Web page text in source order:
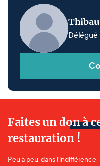
Faites un don à
restauration !
Peu à peu, dans